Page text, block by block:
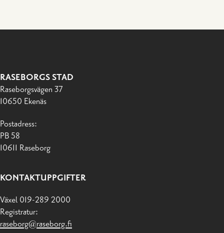
RASEBORGS STAD
Raseborgsvägen 37
10650 Ekenäs
Postadress:
PB 58
10611 Raseborg
KONTAKTUPPGIFTER
Växel 019-289 2000
Registratur:
raseborg@raseborg.fi